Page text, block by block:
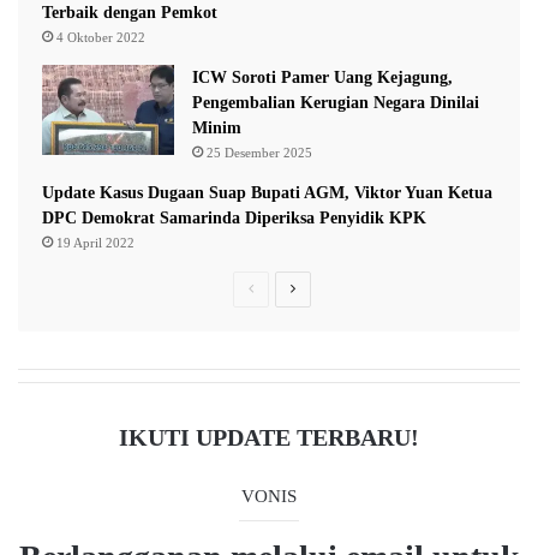
Tifauziah Tyassuma atau dr Tifa sudah lengkap alias
“Bahwa alhamdulillah jaksa sampai dengan hari ini
sudah menyatakan bahwa berkas perkara yang kami
kirimkan ke Kejati DKI, tidak memerlukan lagi
pemenuhan atas kekurangan-kekurangan yang kemarin
sudah kami penuhi,” jelas Dirreskrimum Polda Metro
Jaya Kombes Iman Imanuddin kepada wartawan di
melimpahkan pertanggungjawaban barang bukti dan para
(*)
Terbaik dengan Pemkot
4 Oktober 2022
ICW Soroti Pamer Uang Kejagung,
Pengembalian Kerugian Negara Dinilai
Minim
25 Desember 2025
Update Kasus Dugaan Suap Bupati AGM, Viktor Yuan Ketua
DPC Demokrat Samarinda Diperiksa Penyidik KPK
19 April 2022
PreviousNext
IKUTI UPDATE TERBARU!
VONIS